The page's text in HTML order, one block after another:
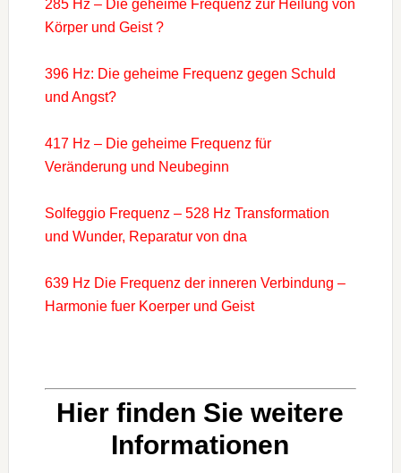
285 Hz – Die geheime Frequenz zur Heilung von
Körper und Geist ?
396 Hz: Die geheime Frequenz gegen Schuld
und Angst?
417 Hz – Die geheime Frequenz für
Veränderung und Neubeginn
Solfeggio Frequenz – 528 Hz Transformation
und Wunder, Reparatur von dna
639 Hz Die Frequenz der inneren Verbindung –
Harmonie fuer Koerper und Geist
Hier finden Sie weitere
Informationen